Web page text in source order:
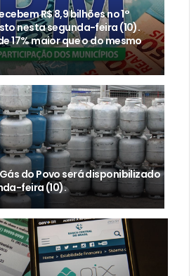
R$ 8,9 bilhões no 1°
nesta segunda-feira (10).
17% maior que o do mesmo
do Povo será disponibilizado
feira (10).